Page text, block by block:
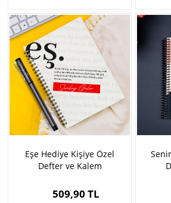
Eşe Hediye Kişiye Özel
Defter ve Kalem
509,90 TL